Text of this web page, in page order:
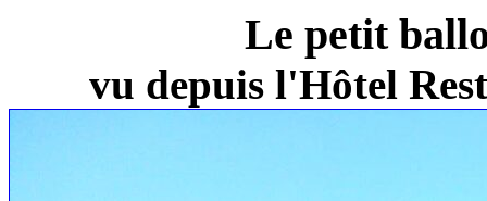
Le petit
vu depuis l'Hôtel